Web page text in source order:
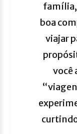
boa
viajar
você